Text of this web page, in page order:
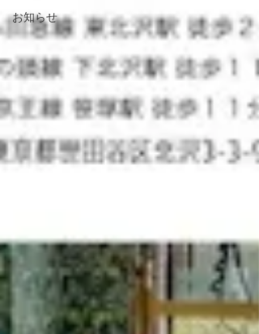
お知らせ